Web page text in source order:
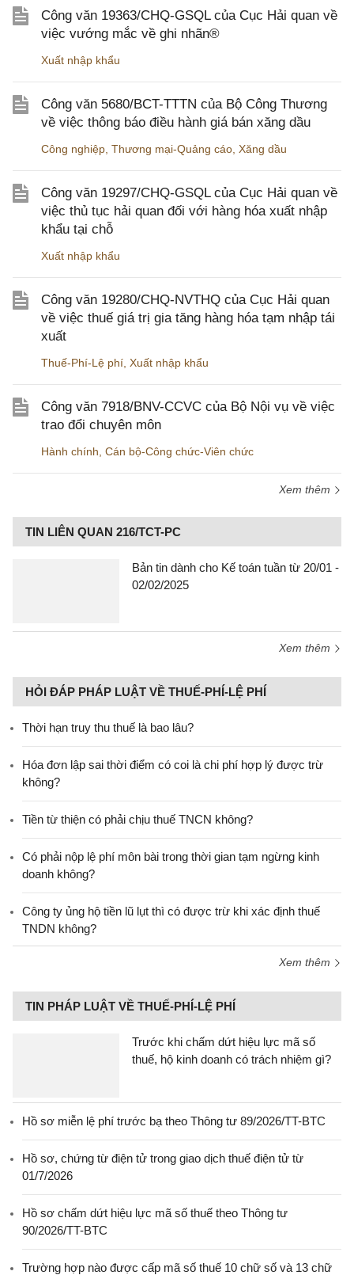
Công văn 19363/CHQ-GSQL của Cục Hải quan về
việc vướng mắc về ghi nhãn®
Xuất nhập khẩu
Công văn 5680/BCT-TTTN của Bộ Công Thương
về việc thông báo điều hành giá bán xăng dầu
Công nghiệp Thương mại-Quảng cáo Xăng dầu
Công văn 19297/CHQ-GSQL của Cục Hải quan về
việc thủ tục hải quan đối với hàng hóa xuất nhập
khẩu tại chỗ
Xuất nhập khẩu
Công văn 19280/CHQ-NVTHQ của Cục Hải quan
về việc thuế giá trị gia tăng hàng hóa tạm nhập tái
xuất
Thuế-Phí-Lệ phí Xuất nhập khẩu
Công văn 7918/BNV-CCVC của Bộ Nội vụ về việc
trao đổi chuyên môn
Hành chính Cán bộ-Công chức-Viên chức
Xem thêm
TIN LIÊN QUAN 216/TCT-PC
Bản tin dành cho Kế toán tuần từ 20/01 -
02/02/2025
Xem thêm
HỎI ĐÁP PHÁP LUẬT VỀ THUẾ-PHÍ-LỆ PHÍ
Thời hạn truy thu thuế là bao lâu?
Hóa đơn lập sai thời điểm có coi là chi phí hợp lý được trừ
không?
Tiền từ thiện có phải chịu thuế TNCN không?
Có phải nộp lệ phí môn bài trong thời gian tạm ngừng kinh
doanh không?
Công ty ủng hộ tiền lũ lụt thì có được trừ khi xác định thuế
TNDN không?
Xem thêm
TIN PHÁP LUẬT VỀ THUẾ-PHÍ-LỆ PHÍ
Trước khi chấm dứt hiệu lực mã số
thuế, hộ kinh doanh có trách nhiệm gì?
Hồ sơ miễn lệ phí trước bạ theo Thông tư 89/2026/TT-BTC
Hồ sơ, chứng từ điện tử trong giao dịch thuế điện tử từ
01/7/2026
Hồ sơ chấm dứt hiệu lực mã số thuế theo Thông tư
90/2026/TT-BTC
Trường hợp nào được cấp mã số thuế 10 chữ số và 13 chữ